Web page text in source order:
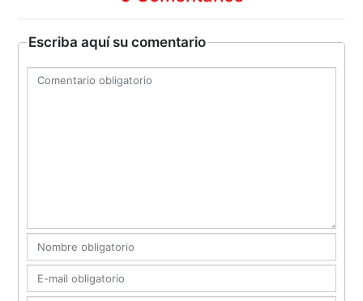
Escriba aquí su comentario